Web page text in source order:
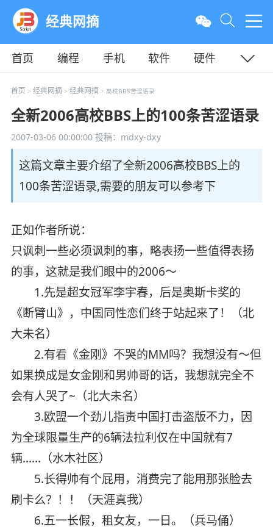
经典网摘
首页 编程 手机 软件
硬件
教程
平面 服务器
首页 > 经典网摘 > 经典网摘 > 高校BBS苦涩语录
全新2006高校BBS上的100条苦涩语录
2007-03-06 00:00:00投稿：mdxy-dxy
这篇文章主要介绍了全新2006高校BBS上的
100条苦涩语录,需要的朋友可以参考下
正如作者所说：
只讽刺一些必须讽刺的事，略表扬一些值得表扬
的事，这就是我们眼中的2006～
1.先是超女冠军李宇春，后是奥斯卡奖的
《断臂山》，中国同性恋们终于站起来了！（北
大未名）
2.有看《金刚》不哭的MM吗？我想没有～但
如果换成是女金刚和男帅哥的话，我想就完全不
会有人哭了~（北大未名）
3.欧盟一个劲儿指责中国打击盗版不力，因
为全球限量生产的6辆法拉利仅在中国就有7
辆……（水木社区）
5.长得帅有个屁用，消费完了能用那张脸去
刷卡么？！！（天涯真我）
6.五一长假，租女友，一日。（兵马俑）